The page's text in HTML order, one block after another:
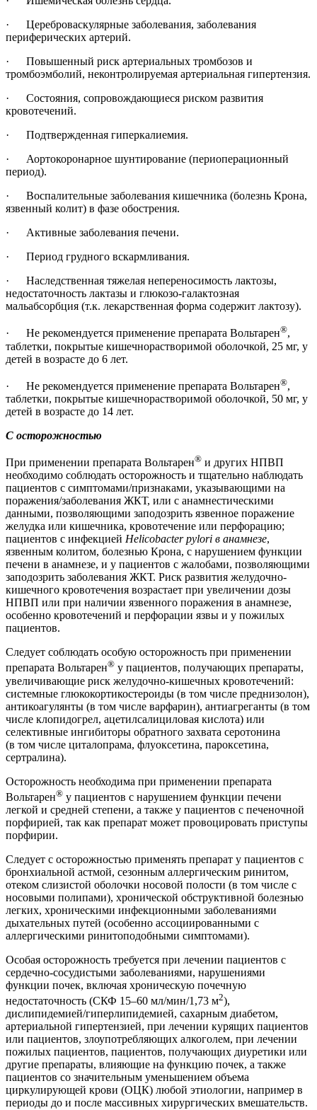
· Цереброваскулярные заболевания, заболевания
периферических артерий.
· Повышенный риск артериальных тромбозов и
тромбоэмболий, неконтролируемая артериальная гипертензия.
· Состояния, сопровождающиеся риском развития
кровотечений.
· Подтвержденная гиперкалиемия.
· Аортокоронарное шунтирование (периоперационный
период).
· Воспалительные заболевания кишечника (болезнь Крона,
язвенный колит) в фазе обострения.
· Активные заболевания печени.
· Период грудного вскармливания.
· Наследственная тяжелая непереносимость лактозы,
недостаточность лактазы и глюкозо-галактозная
мальабсорбция (т.к. лекарственная форма содержит лактозу).
· Не рекомендуется применение препарата Вольтарен®,
таблетки, покрытые кишечнорастворимой оболочкой, 25 мг, у
детей в возрасте до 6 лет.
· Не рекомендуется применение препарата Вольтарен®,
таблетки, покрытые кишечнорастворимой оболочкой, 50 мг, у
детей в возрасте до 14 лет.
С осторожностью
При применении препарата Вольтарен® и других НПВП
необходимо соблюдать осторожность и тщательно наблюдать
пациентов с симптомами/признаками, указывающими на
поражения/заболевания ЖКТ, или с анамнестическими
данными, позволяющими заподозрить язвенное поражение
желудка или кишечника, кровотечение или перфорацию;
пациентов с инфекцией Helicobacter pylori в анамнезе,
язвенным колитом, болезнью Крона, с нарушением функции
печени в анамнезе, и у пациентов с жалобами, позволяющими
заподозрить заболевания ЖКТ. Риск развития желудочно-
кишечного кровотечения возрастает при увеличении дозы
НПВП или при наличии язвенного поражения в анамнезе,
особенно кровотечений и перфорации язвы и у пожилых
пациентов.
Следует соблюдать особую осторожность при применении
препарата Вольтарен® у пациентов, получающих препараты,
увеличивающие риск желудочно-кишечных кровотечений:
системные глюкокортикостероиды (в том числе преднизолон),
антикоагулянты (в том числе варфарин), антиагреганты (в том
числе клопидогрел, ацетилсалициловая кислота) или
селективные ингибиторы обратного захвата серотонина
(в том числе циталопрама, флуоксетина, пароксетина,
сертралина).
Осторожность необходима при применении препарата
Вольтарен® у пациентов с нарушением функции печени
легкой и средней степени, а также у пациентов с печеночной
порфирией, так как препарат может провоцировать приступы
порфирии.
Следует с осторожностью применять препарат у пациентов с
бронхиальной астмой, сезонным аллергическим ринитом,
отеком слизистой оболочки носовой полости (в том числе с
носовыми полипами), хронической обструктивной болезнью
легких, хроническими инфекционными заболеваниями
дыхательных путей (особенно ассоциированными с
аллергическими ринитоподобными симптомами).
Особая осторожность требуется при лечении пациентов с
сердечно-сосудистыми заболеваниями, нарушениями
функции почек, включая хроническую почечную
недостаточность (СКФ 15–60 мл/мин/1,73 м2),
дислипидемией/гиперлипидемией, сахарным диабетом,
артериальной гипертензией, при лечении курящих пациентов
или пациентов, злоупотребляющих алкоголем, при лечении
пожилых пациентов, пациентов, получающих диуретики или
другие препараты, влияющие на функцию почек, а также
пациентов со значительным уменьшением объема
циркулирующей крови (ОЦК) любой этиологии, например в
периоды до и после массивных хирургических вмешательств.